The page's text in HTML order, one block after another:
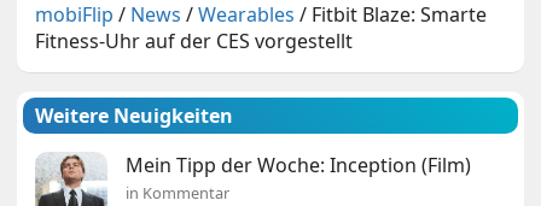
mobiFlip / News /Wearables / Fitbit Blaze: Smarte
Fitness-Uhr auf der CES vorgestellt
Weitere Neuigkeiten
Mein Tipp der Woche: Inception (Film)
in Kommentar